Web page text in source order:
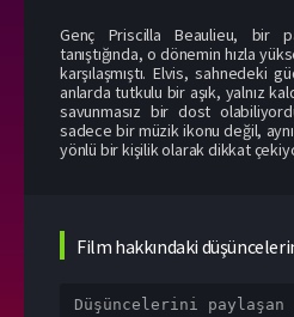
Genç Priscilla Beaulieu, bir
tanıştığında, o dönemin hızla
karşılaşmıştı. Elvis, sahnedeki
anlarda tutkulu bir aşık, yalnız
savunmasız bir dost
sadece bir müzik ikonu değil,
yönlü bir kişilik olarak dikkat
Film hakkındaki